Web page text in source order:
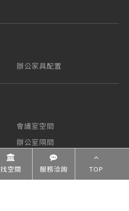
辦公家具配置
會議室空間
辦公室隔間
找空間 服務洽詢 TOP